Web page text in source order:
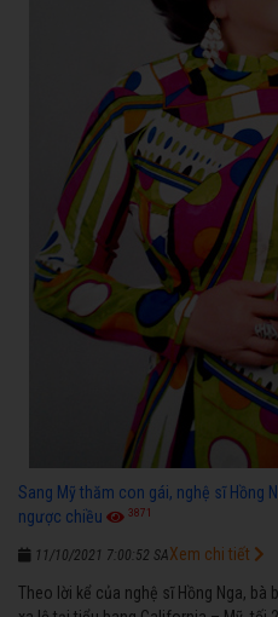
Sang Mỹ thăm con gái, nghệ sĩ Hồng
ngược chiều
3871
11/10/2021 7:00:52 SA
Theo lời kể của nghệ sĩ Hồng Nga,
Xem chi tiết